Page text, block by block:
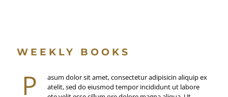
WEEKLY BOOKS
P
asum dolor sit amet, consectetur adipisicin aliquip ex
atelit, sed do eiusmod tempor incididunt ut labore